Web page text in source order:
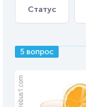
Статус
5 вопрос